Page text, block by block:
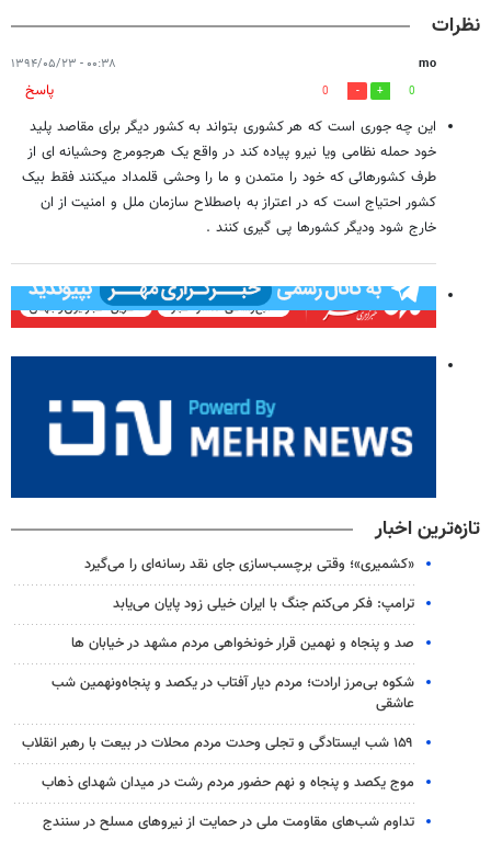
نظرات
mo ۰۰:۳۸ - ۱۳۹۴/۰۵/۲۳
0
0
پاسخ
این چه جوری است که هر کشوری بتواند به کشور دیگر برای مقاصد پلید
خود حمله نظامی ویا نیرو پیاده کند در واقع یک هرجومرج وحشیانه ای از
طرف کشورهائی که خود را متمدن و ما را وحشی قلمداد میکنند فقط بیک
کشور احتیاج است که در اعتراز به باصطلاح سازمان ملل و امنیت از ان
خارج شود ودیگر کشورها پی گیری کنند .
تازه‌ترین اخبار
«کشمیری»؛ وقتی برچسب‌سازی جای نقد رسانه‌ای را می‌گیرد
ترامپ: فکر می‌کنم جنگ با ایران خیلی زود پایان می‌یابد
صد و پنجاه و نهمین قرار خونخواهی مردم مشهد در خیابان ها
شکوه بی‌مرز ارادت؛ مردم دیار آفتاب در یکصد و پنجاه‌ونهمین شب
عاشقی
۱۵۹ شب ایستادگی و تجلی وحدت مردم محلات در بیعت با رهبر انقلاب
موج یکصد و پنجاه و نهم حضور مردم رشت در میدان شهدای ذهاب
تداوم شب‌های مقاومت ملی در حمایت از نیروهای مسلح در سنندج